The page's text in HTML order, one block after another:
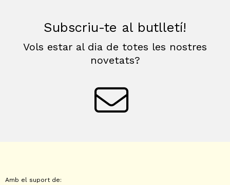
Subscriu-te al butlletí!
Vols estar al dia de totes les nostres
novetats?
Amb el suport de: